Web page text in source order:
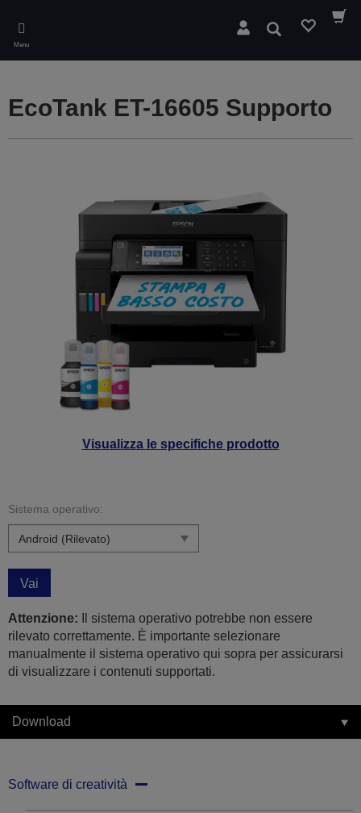
main
content
Menu
Cerca
Visualizza le specifiche prodotto
EcoTank ET-16605 Supporto
Sistema operativo:
Vai
Attenzione: Il sistema operativo potrebbe non essere
rilevato correttamente. È importante selezionare
manualmente il sistema operativo qui sopra per assicurarsi
di visualizzare i contenuti supportati.
Download
Software di creatività